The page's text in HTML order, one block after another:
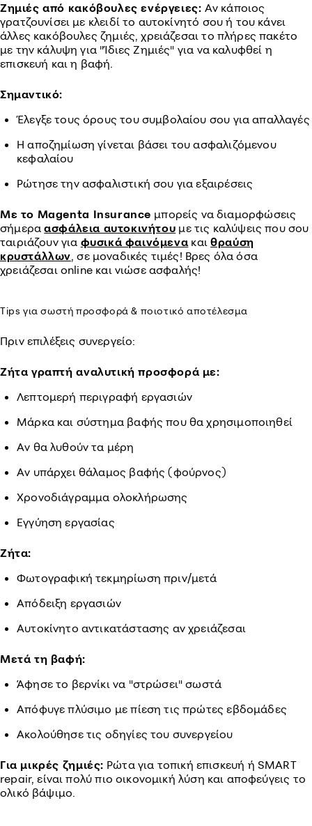
Ζημιές από κακόβουλες ενέργειες: Αν κάποιος
γρατζουνίσει με κλειδί το αυτοκίνητό σου ή του κάνει
άλλες κακόβουλες ζημιές, χρειάζεσαι το πλήρες πακέτο
με την κάλυψη για "Ίδιες Ζημιές" για να καλυφθεί η
επισκευή και η βαφή.
Σημαντικό:
Έλεγξε τους όρους του συμβολαίου σου για απαλλαγές
Η αποζημίωση γίνεται βάσει του ασφαλιζόμενου
κεφαλαίου
Ρώτησε την ασφαλιστική σου για εξαιρέσεις
Με το Magenta Insurance μπορείς να διαμορφώσεις
σήμεραασφάλεια αυτοκινήτου με τις καλύψεις που σου
ταιριάζουν για φυσικά φαινόμενακαιθραύση
κρυστάλλων, σε μοναδικές τιμές! Βρες όλα όσα
χρειάζεσαι online και νιώσε ασφαλής!
Tips για σωστή προσφορά & ποιοτικό αποτέλεσμα
Πριν επιλέξεις συνεργείο:
Ζήτα γραπτή αναλυτική προσφορά με:
Λεπτομερή περιγραφή εργασιών
Μάρκα και σύστημα βαφής που θα χρησιμοποιηθεί
Αν θα λυθούν τα μέρη
Αν υπάρχει θάλαμος βαφής (φούρνος)
Χρονοδιάγραμμα ολοκλήρωσης
Εγγύηση εργασίας
Ζήτα:
Φωτογραφική τεκμηρίωση πριν/μετά
Απόδειξη εργασιών
Αυτοκίνητο αντικατάστασης αν χρειάζεσαι
Μετά τη βαφή:
Άφησε το βερνίκι να "στρώσει" σωστά
Απόφυγε πλύσιμο με πίεση τις πρώτες εβδομάδες
Ακολούθησε τις οδηγίες του συνεργείου
Για μικρές ζημιές: Ρώτα για τοπική επισκευή ή SMART
repair, είναι πολύ πιο οικονομική λύση και αποφεύγεις το
ολικό βάψιμο.